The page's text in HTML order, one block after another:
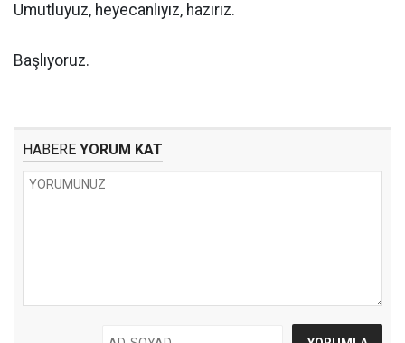
Umutluyuz, heyecanlıyız, hazırız.
Başlıyoruz.
HABERE YORUM KAT